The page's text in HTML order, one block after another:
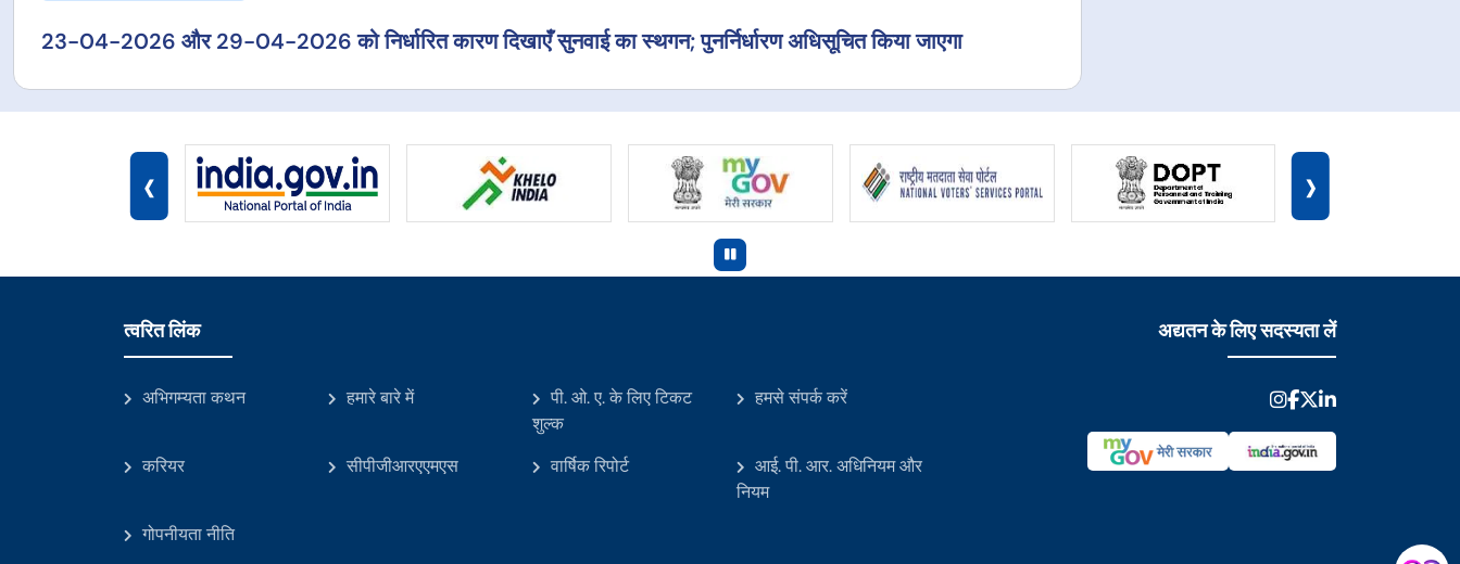
23-04-2026 और 29-04-2026 को निर्धारित कारण दिखाएँ सुनवाई का स्थगन; पुनर्निर्धारण अधिसूचित किया जाएगा
‹ ›
त्वरित लिंक
अभिगम्यता कथन हमारे बारे में
पी. ओ. ए. के लिए टिकट
शुल्क
हमसे संपर्क करें
करियर सीपीजीआरएएमएस वार्षिक रिपोर्ट
आई. पी. आर. अधिनियम और
नियम
गोपनीयता नीति
अद्यतन के लिए सदस्यता लें